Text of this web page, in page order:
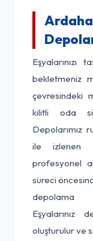
bekletmeniz
çevresindeki
kilitli oda
Depolarımız
ile izlenen
profesyonel
süreci
depolama
Eşyalarınız
oluşturulur ve